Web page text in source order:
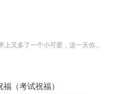
（考试祝福）